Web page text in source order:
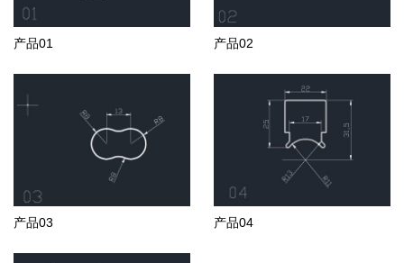
产品01 产品02
产品03 产品04